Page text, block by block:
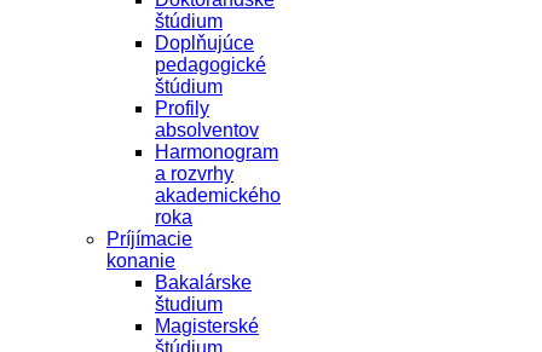
štúdium
Doplňujúce
pedagogické
štúdium
Profily
absolventov
Harmonogram
a rozvrhy
akademického
roka
Príjímacie
konanie
Bakalárske
študium
Magisterské
štúdium